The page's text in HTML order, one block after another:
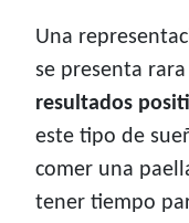
Una
se presenta
resultados
este tipo de
comer una
tener tiempo